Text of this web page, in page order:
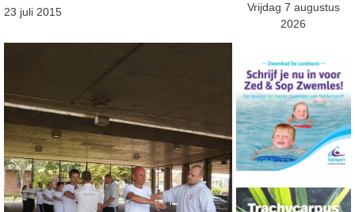
23 juli 2015
Vrijdag 7 augustus
2026